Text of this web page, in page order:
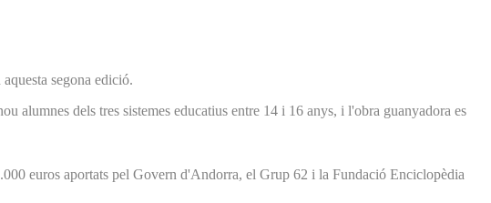
segona edició.
alumnes dels tres sistemes educatius entre 14 i 16 anys, i l'obra guanyadora es
euros aportats pel Govern d'Andorra, el Grup 62 i la Fundació Enciclopèdia